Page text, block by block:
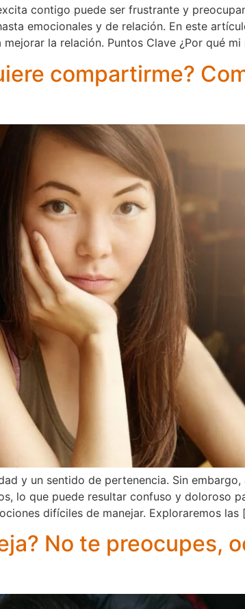
contigo puede ser frustrante y
emocionales y de relación. En este
la relación. Puntos Clave ¿Por qué
compartirme?
y un sentido de pertenencia. Sin
lo que puede resultar confuso y doloroso
difíciles de manejar. Exploraremos las
No te preocupes,